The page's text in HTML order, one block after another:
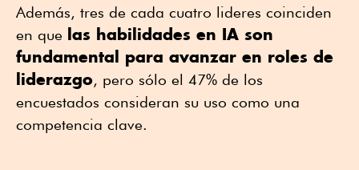
Además, tres de cada cuatro lideres coinciden
en que las habilidades en IA son
fundamental para avanzar en roles de
liderazgo, pero sólo el 47% de los
encuestados consideran su uso como una
competencia clave.